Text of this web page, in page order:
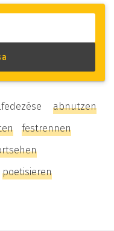
abnutzen
festrennen
poetisieren